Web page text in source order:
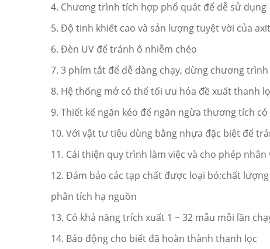
4. Chương trình tích hợp phổ quát để dễ sử dụng
5. Độ tinh khiết cao và sản lượng tuyệt vời của
6. Đèn UV để tránh ô nhiễm chéo
7. 3 phím tắt để dễ dàng chạy, dừng chương
8. Hệ thống mở có thể tối ưu hóa đề xuất thanh
9. Thiết kế ngăn kéo để ngăn ngừa thương tích có
10. Với vật tư tiêu dùng bằng nhựa đặc biệt để
11. Cải thiện quy trình làm việc và cho phép
12. Đảm bảo các tạp chất được loại bỏ;chất
phân tích hạ nguồn
13. Có khả năng trích xuất 1 ~ 32 mẫu mỗi lần
14. Báo động cho biết đã hoàn thành thanh lọc